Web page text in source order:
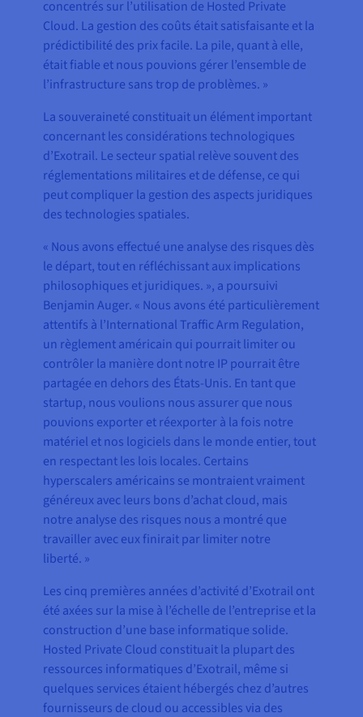
concentrés sur l’utilisation de Hosted Private
Cloud. La gestion des coûts était satisfaisante et la
prédictibilité des prix facile. La pile, quant à elle,
était fiable et nous pouvions gérer l’ensemble de
l’infrastructure sans trop de problèmes. »
La souveraineté constituait un élément important
concernant les considérations technologiques
d’Exotrail. Le secteur spatial relève souvent des
réglementations militaires et de défense, ce qui
peut compliquer la gestion des aspects juridiques
des technologies spatiales.
« Nous avons effectué une analyse des risques dès
le départ, tout en réfléchissant aux implications
philosophiques et juridiques. », a poursuivi
Benjamin Auger. « Nous avons été particulièrement
attentifs à l’International Traffic Arm Regulation,
un règlement américain qui pourrait limiter ou
contrôler la manière dont notre IP pourrait être
partagée en dehors des États-Unis. En tant que
startup, nous voulions nous assurer que nous
pouvions exporter et réexporter à la fois notre
matériel et nos logiciels dans le monde entier, tout
en respectant les lois locales. Certains
hyperscalers américains se montraient vraiment
généreux avec leurs bons d’achat cloud, mais
notre analyse des risques nous a montré que
travailler avec eux finirait par limiter notre
liberté. »
Les cinq premières années d’activité d’Exotrail ont
été axées sur la mise à l’échelle de l’entreprise et la
construction d’une base informatique solide.
Hosted Private Cloud constituait la plupart des
ressources informatiques d’Exotrail, même si
quelques services étaient hébergés chez d’autres
fournisseurs de cloud ou accessibles via des